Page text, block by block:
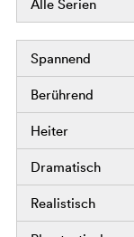
Alle Serien
Spannend
Berührend
Heiter
Dramatisch
Realistisch